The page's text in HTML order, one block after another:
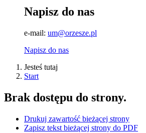
Napisz do nas
e-mail: um@orzesze.pl
Napisz do nas
Jesteś tutaj
Start
Brak dostępu do strony.
Drukuj zawartość bieżącej strony
Zapisz tekst bieżącej strony do PDF